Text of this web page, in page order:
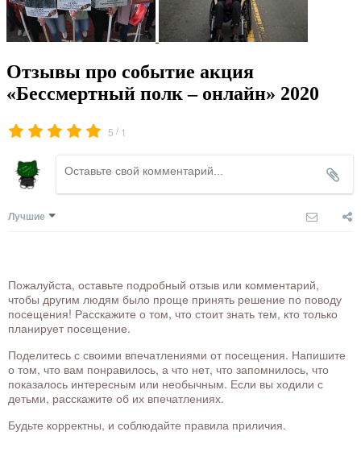
Отзывы про событие акция
«Бессмертный полк – онлайн» 2020
5 / 1
Лучшие
Пожалуйста, оставьте подробный отзыв или комментарий,
чтобы другим людям было проще принять решение по поводу
посещения! Расскажите о том, что стоит знать тем, кто только
планирует посещение.
Поделитесь с своими впечатлениями от посещения. Напишите
о том, что вам понравилось, а что нет, что запомнилось, что
показалось интересным или необычным. Если вы ходили с
детьми, расскажите об их впечатлениях.
Будьте корректны, и соблюдайте правила приличия.